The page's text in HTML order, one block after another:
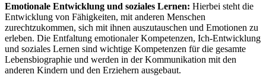
Emotionale Entwicklung und soziales Lernen: Hierbei steht die
Entwicklung von Fähigkeiten, mit anderen Menschen
zurechtzukommen, sich mit ihnen auszutauschen und Emotionen zu
erleben. Die Entfaltung emotionaler Kompetenzen, Ich-Entwicklung
und soziales Lernen sind wichtige Kompetenzen für die gesamte
Lebensbiographie und werden in der Kommunikation mit den
anderen Kindern und den Erziehern ausgebaut.